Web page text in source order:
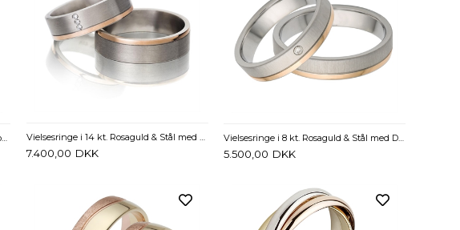
Vielsesringe i 14 kt. Guld, Hvidguld og Rosaguld med Diamant 0,05 ct.- 7 mm Vielsesringe i 14 kt. Rosaguld & Stål med Diamanter 0,02 ct. - 6 mm
7.400,00 DKK
Vielsesringe i 8 kt. Rosaguld & Stål med Diamant 0,02 ct. - 4,5 mm
5.500,00 DKK